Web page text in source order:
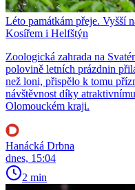
Léto památkám přeje. Vyšší
Kosířem i Helfštýn
Zoologická zahrada na
polovině letních prázdnin
než loni, přispělo k tomu
návštěvnost díky
Olomouckém kraji.
Hanácká Drbna
dnes, 15:04
2 min